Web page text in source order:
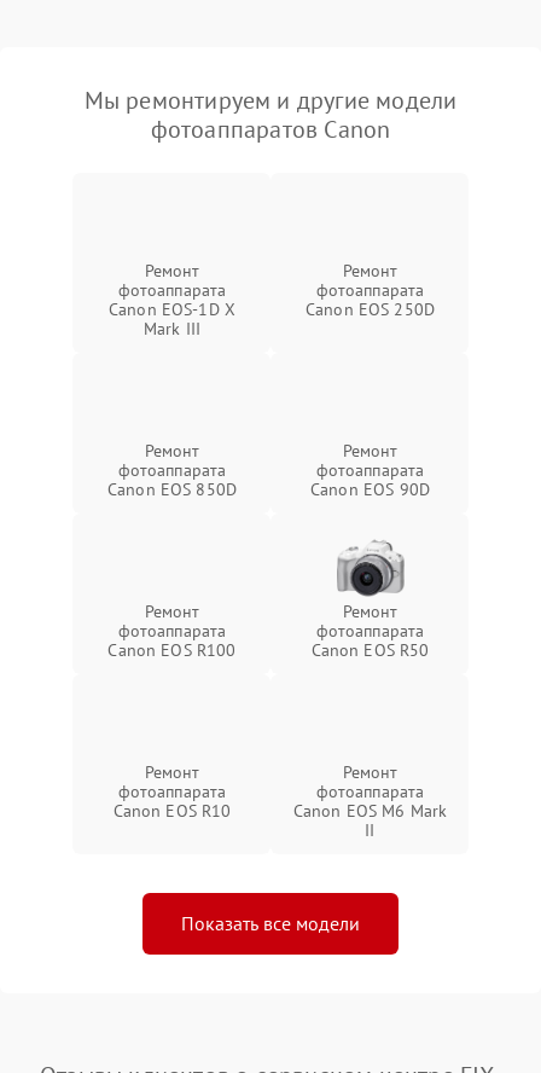
Мы ремонтируем и другие модели
фотоаппаратов Canon
Ремонт
фотоаппарата
Canon EOS‑1D X
Mark III
Ремонт
фотоаппарата
Canon EOS 250D
Ремонт
фотоаппарата
Canon EOS 850D
Ремонт
фотоаппарата
Canon EOS 90D
Ремонт
фотоаппарата
Canon EOS R100
Ремонт
фотоаппарата
Canon EOS R50
Ремонт
фотоаппарата
Canon EOS R10
Ремонт
фотоаппарата
Canon EOS M6 Mark
II
Показать все модели